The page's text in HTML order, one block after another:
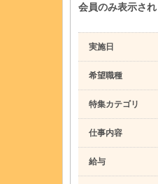
会員のみ表示され
実施日
希望職種
特集カテゴリ
仕事内容
給与